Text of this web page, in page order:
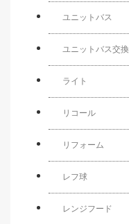
ユニットバス
ユニットバス交換
ライト
リコール
リフォーム
レフ球
レンジフード